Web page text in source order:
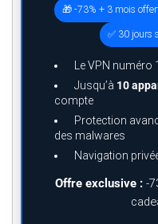
🎁 -73% + 3 mois
✅ 30 jours
Le VPN
Jusqu’à 10
compte
Protection
des malwares
Navigation
Offre exclusive : -